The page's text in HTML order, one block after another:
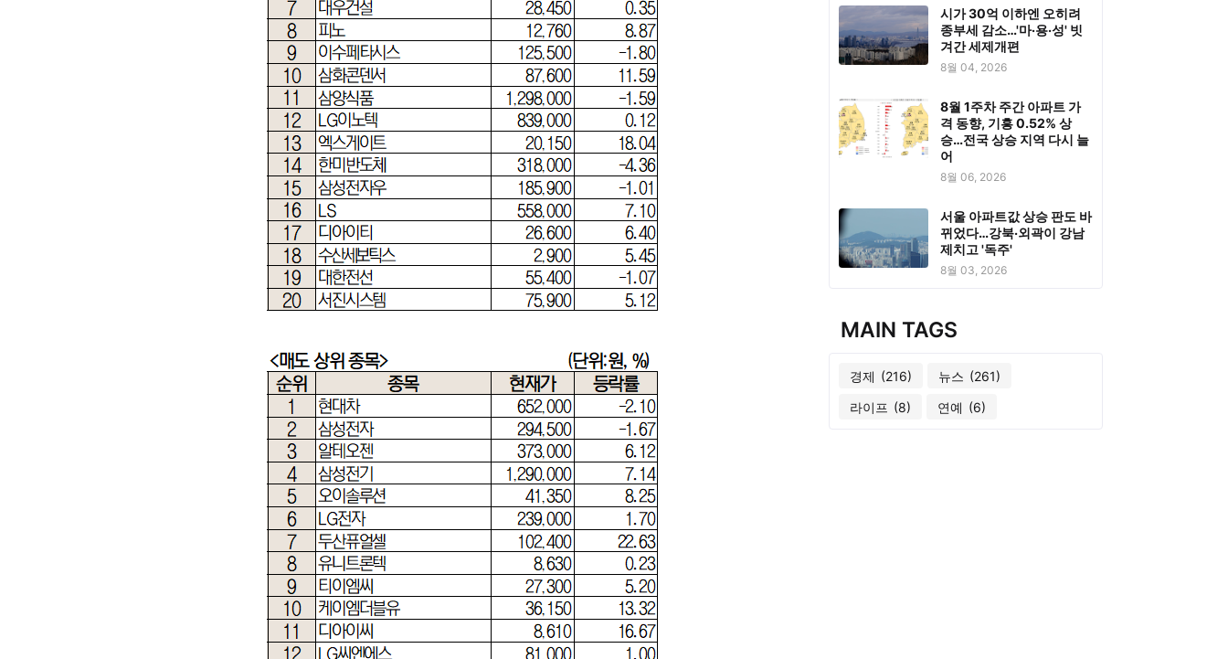
시가 30억 이하엔 오히려
종부세 감소…'마·용·성' 빗
겨간 세제개편
8월 04, 2026
8월 1주차 주간 아파트 가
격 동향, 기흥 0.52% 상
승…전국 상승 지역 다시 늘
어
8월 06, 2026
서울 아파트값 상승 판도 바
뀌었다…강북·외곽이 강남
제치고 '독주'
8월 03, 2026
MAIN TAGS
경제 (216) 뉴스 (261)
라이프 (8) 연예 (6)